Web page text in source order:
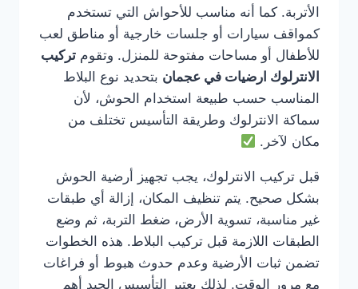
الأتربة. كما أنه مناسب للأحواش التي تستخدم
كمواقف سيارات أو جلسات خارجية أو مناطق لعب
للأطفال أو مساحات مفتوحة للمنزل. وتقوم تركيب
الانترلوك ارضيات في عجمان بتحديد نوع البلاط
المناسب حسب طبيعة استخدام الحوش، لأن
سماكة الانترلوك وطريقة التأسيس تختلف من
مكان لآخر.
قبل تركيب الانترلوك، يجب تجهيز أرضية الحوش
بشكل صحيح. يتم تنظيف المكان، إزالة أي طبقات
غير مناسبة، تسوية الأرض، ضغط التربة، ثم وضع
الطبقات اللازمة قبل تركيب البلاط. هذه الخطوات
تضمن ثبات الأرضية وعدم حدوث هبوط أو فراغات
مع مرور الوقت. لذلك يعتبر التأسيس الجيد أهم